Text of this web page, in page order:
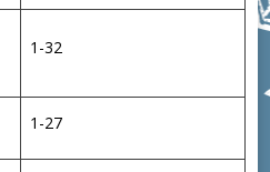
1-32
1-27